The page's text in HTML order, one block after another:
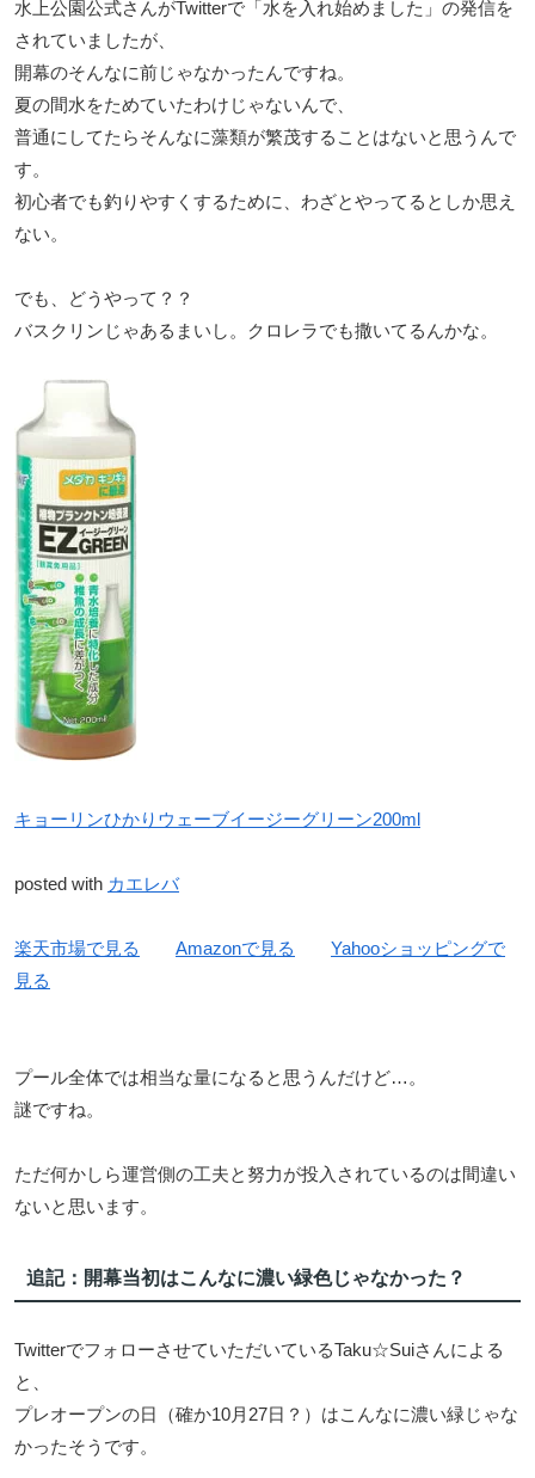
水上公園公式さんがTwitterで「水を入れ始めました」の発信を
されていましたが、
開幕のそんなに前じゃなかったんですね。
夏の間水をためていたわけじゃないんで、
普通にしてたらそんなに藻類が繁茂することはないと思うんで
す。
初心者でも釣りやすくするために、わざとやってるとしか思え
ない。
でも、どうやって？？
バスクリンじゃあるまいし。クロレラでも撒いてるんかな。
キョーリンひかりウェーブイージーグリーン200ml
posted with カエレバ
楽天市場で見る Amazonで見る
Yahooショッピングで
見る
プール全体では相当な量になると思うんだけど…。
謎ですね。
ただ何かしら運営側の工夫と努力が投入されているのは間違い
ないと思います。
追記：開幕当初はこんなに濃い緑色じゃなかった？
TwitterでフォローさせていただいているTaku☆Suiさんによる
と、
プレオープンの日（確か10月27日？）はこんなに濃い緑じゃな
かったそうです。